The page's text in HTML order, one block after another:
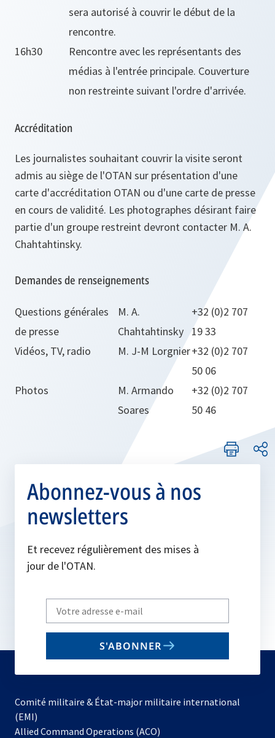
sera autorisé à couvrir le début de la
rencontre.
16h30
Rencontre avec les représentants des
médias à l'entrée principale. Couverture
non restreinte suivant l'ordre d'arrivée.
Accréditation
Les journalistes souhaitant couvrir la visite seront
admis au siège de l'OTAN sur présentation d'une
carte d'accréditation OTAN ou d'une carte de presse
en cours de validité. Les photographes désirant faire
partie d'un groupe restreint devront contacter M. A.
Chahtahtinsky.
Demandes de renseignements
Questions générales
de presse
M. A.
Chahtahtinsky
+32 (0)2 707
19 33
Vidéos, TV, radio
M. J-M Lorgnier+32 (0)2 707
50 06
Photos
M. Armando
Soares
+32 (0)2 707
50 46
Abonnez-vous à nos
newsletters
Et recevez régulièrement des mises à
jour de l'OTAN.
Write
your
email
S'ABONNER
Comité militaire & État-major militaire international
(EMI)
Allied Command Operations (ACO)